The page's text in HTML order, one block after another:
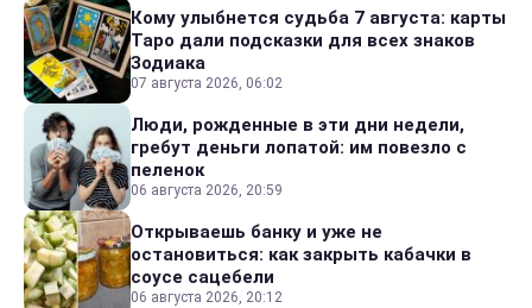
Кому улыбнется судьба 7 августа: карты
Таро дали подсказки для всех знаков
Зодиака
07 августа 2026, 06:02
Люди, рожденные в эти дни недели,
гребут деньги лопатой: им повезло с
пеленок
06 августа 2026, 20:59
Открываешь банку и уже не
остановиться: как закрыть кабачки в
соусе сацебели
06 августа 2026, 20:12